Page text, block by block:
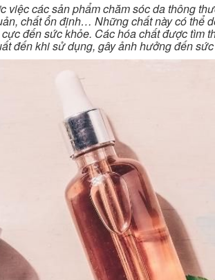
việc các sản phẩm chăm sóc da thông
chất ổn định… Những chất này có thể
đến sức khỏe. Các hóa chất được tìm
đến khi sử dụng, gây ảnh hưởng đến